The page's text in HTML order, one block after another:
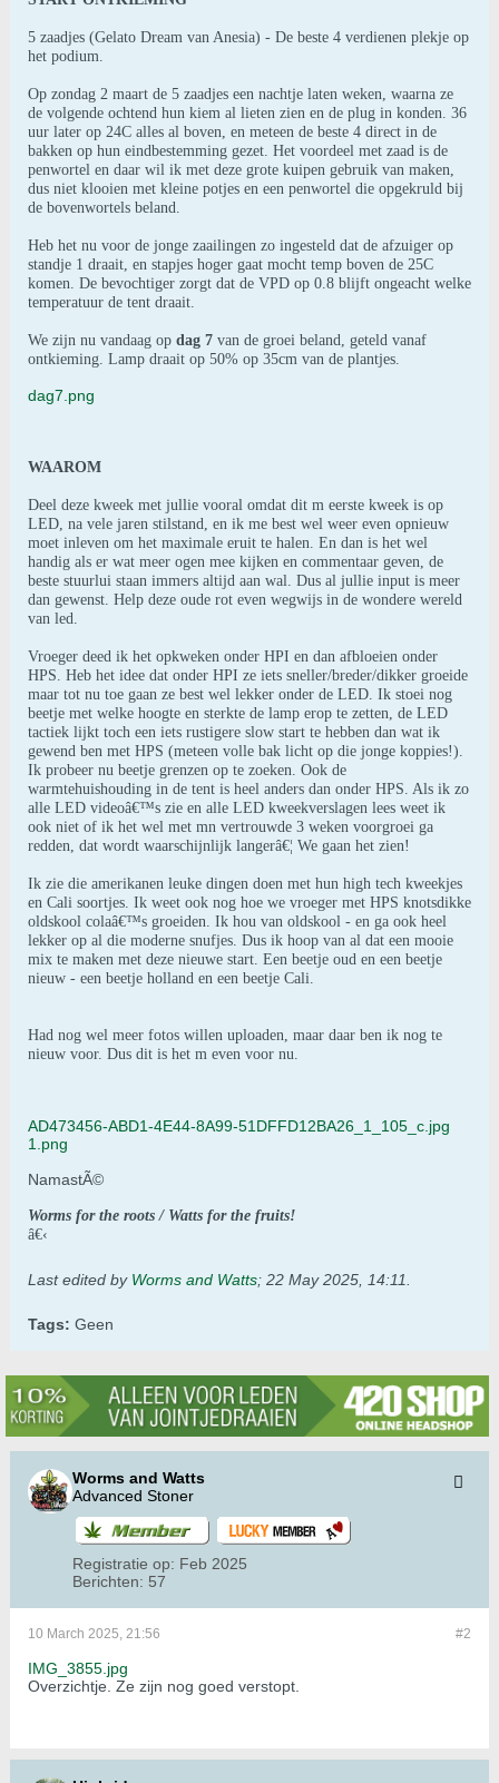
5 zaadjes (Gelato Dream van Anesia) - De beste 4 verdienen plekje op
het podium.
Op zondag 2 maart de 5 zaadjes een nachtje laten weken, waarna ze
de volgende ochtend hun kiem al lieten zien en de plug in konden. 36
uur later op 24C alles al boven, en meteen de beste 4 direct in de
bakken op hun eindbestemming gezet. Het voordeel met zaad is de
penwortel en daar wil ik met deze grote kuipen gebruik van maken,
dus niet klooien met kleine potjes en een penwortel die opgekruld bij
de bovenwortels beland.
Heb het nu voor de jonge zaailingen zo ingesteld dat de afzuiger op
standje 1 draait, en stapjes hoger gaat mocht temp boven de 25C
komen. De bevochtiger zorgt dat de VPD op 0.8 blijft ongeacht welke
temperatuur de tent draait.
We zijn nu vandaag op dag 7 van de groei beland, geteld vanaf
ontkieming. Lamp draait op 50% op 35cm van de plantjes.
dag7.png
WAAROM
Deel deze kweek met jullie vooral omdat dit m eerste kweek is op
LED, na vele jaren stilstand, en ik me best wel weer even opnieuw
moet inleven om het maximale eruit te halen. En dan is het wel
handig als er wat meer ogen mee kijken en commentaar geven, de
beste stuurlui staan immers altijd aan wal. Dus al jullie input is meer
dan gewenst. Help deze oude rot even wegwijs in de wondere wereld
van led.
Vroeger deed ik het opkweken onder HPI en dan afbloeien onder
HPS. Heb het idee dat onder HPI ze iets sneller/breder/dikker groeide
maar tot nu toe gaan ze best wel lekker onder de LED. Ik stoei nog
beetje met welke hoogte en sterkte de lamp erop te zetten, de LED
tactiek lijkt toch een iets rustigere slow start te hebben dan wat ik
gewend ben met HPS (meteen volle bak licht op die jonge koppies!).
Ik probeer nu beetje grenzen op te zoeken. Ook de
warmtehuishouding in de tent is heel anders dan onder HPS. Als ik zo
alle LED videoâ€™s zie en alle LED kweekverslagen lees weet ik
ook niet of ik het wel met mn vertrouwde 3 weken voorgroei ga
redden, dat wordt waarschijnlijk langerâ€¦ We gaan het zien!
Ik zie die amerikanen leuke dingen doen met hun high tech kweekjes
en Cali soortjes. Ik weet ook nog hoe we vroeger met HPS knotsdikke
oldskool colaâ€™s groeiden. Ik hou van oldskool - en ga ook heel
lekker op al die moderne snufjes. Dus ik hoop van al dat een mooie
mix te maken met deze nieuwe start. Een beetje oud en een beetje
nieuw - een beetje holland en een beetje Cali.
Had nog wel meer fotos willen uploaden, maar daar ben ik nog te
nieuw voor. Dus dit is het m even voor nu.
AD473456-ABD1-4E44-8A99-51DFFD12BA26_1_105_c.jpg
1.png
NamastÃ©
Worms for the roots / Watts for the fruits!
â€‹
Last edited by Worms and Watts; 22 May 2025, 14:11
Tags: Geen
Worms and Watts
Advanced Stoner
Registratie op: Feb 2025
Berichten: 57
#2
10 March 2025, 21:56
IMG_3855.jpg
Overzichtje. Ze zijn nog goed verstopt.